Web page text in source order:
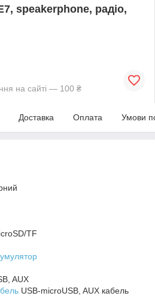
speakerphone, радіо,
на сайті — 100 ₴
Доставка Оплата Умови
TF
AUX
USB-microUSB, AUX кабель